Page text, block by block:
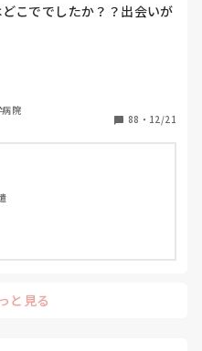
こででしたか？？出会いが
院
88 ・ 12/21
と見る